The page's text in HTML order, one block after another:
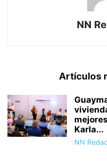
NN
Artículos
Karla...
NN